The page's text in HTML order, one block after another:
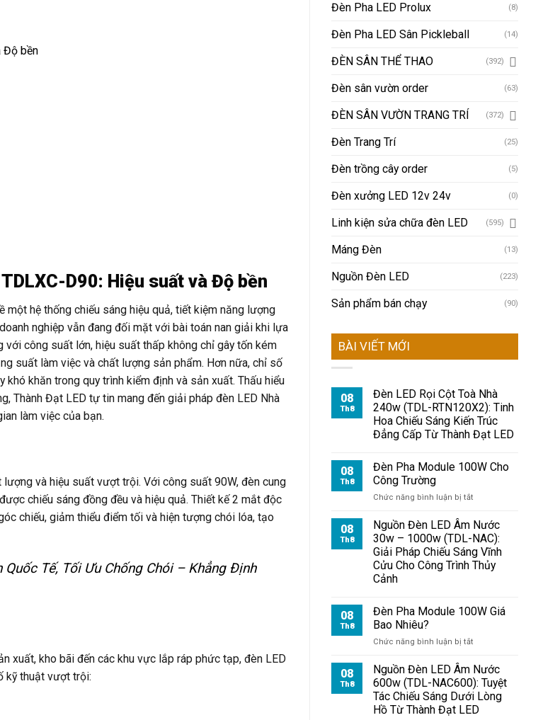
Độ bền
D90: Hiệu suất và Độ bền
một hệ thống chiếu sáng hiệu quả, tiết kiệm năng lượng
nghiệp vẫn đang đối mặt với bài toán nan giải khi lựa
công suất lớn, hiệu suất thấp không chỉ gây tốn kém
suất làm việc và chất lượng sản phẩm. Hơn nữa, chỉ số
khăn trong quy trình kiểm định và sản xuất. Thấu hiểu
Thành Đạt LED tự tin mang đến giải pháp đèn LED Nhà
làm việc của bạn.
và hiệu suất vượt trội. Với công suất 90W, đèn cung
chiếu sáng đồng đều và hiệu quả. Thiết kế 2 mắt độc
chiếu, giảm thiểu điểm tối và hiện tượng chói lóa, tạo
Tế, Tối Ưu Chống Chói – Khẳng Định
xuất, kho bãi đến các khu vực lắp ráp phức tạp, đèn LED
kỹ thuật vượt trội:
Đèn Pha LED Prolux (8)
Đèn Pha LED Sân Pickleball (14)
ĐÈN SÂN THỂ THAO (392)
Đèn sân vườn order (63)
ĐÈN SÂN VƯỜN TRANG TRÍ (372)
Đèn Trang Trí (25)
Đèn trồng cây order (5)
Đèn xưởng LED 12v 24v (0)
Linh kiện sửa chữa đèn LED (595)
Máng Đèn (13)
Nguồn Đèn LED (223)
Sản phẩm bán chạy (90)
BÀI VIẾT MỚI
08
Th8
Đèn LED Rọi Cột Toà Nhà
240w (TDL-RTN120X2): Tinh
Hoa Chiếu Sáng Kiến Trúc
Đẳng Cấp Từ Thành Đạt LED
08
Th8
Đèn Pha Module 100W Cho
Công Trường
Chức năng bình luận bị tắt
Pha
Module
100W
Cho
Công
08
Th8
Nguồn Đèn LED Âm Nước
30w – 1000w (TDL-NAC):
Giải Pháp Chiếu Sáng Vĩnh
Cửu Cho Công Trình Thủy
Cảnh
08
Th8
Đèn Pha Module 100W Giá
Bao Nhiêu?
Chức năng bình luận bị tắt
Pha
Module
100W
Giá
Bao
08
Th8
Nguồn Đèn LED Âm Nước
600w (TDL-NAC600): Tuyệt
Tác Chiếu Sáng Dưới Lòng
Hồ Từ Thành Đạt LED